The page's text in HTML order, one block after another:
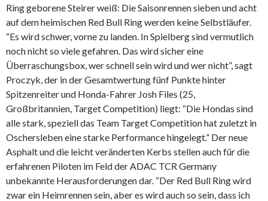
Ring geborene Steirer weiß: Die Saisonrennen sieben und acht
auf dem heimischen Red Bull Ring werden keine Selbstläufer.
“Es wird schwer, vorne zu landen. In Spielberg sind vermutlich
noch nicht so viele gefahren. Das wird sicher eine
Überraschungsbox, wer schnell sein wird und wer nicht”, sagt
Proczyk, der in der Gesamtwertung fünf Punkte hinter
Spitzenreiter und Honda-Fahrer Josh Files (25,
Großbritannien, Target Competition) liegt: “Die Hondas sind
alle stark, speziell das Team Target Competition hat zuletzt in
Oschersleben eine starke Performance hingelegt.” Der neue
Asphalt und die leicht veränderten Kerbs stellen auch für die
erfahrenen Piloten im Feld der ADAC TCR Germany
unbekannte Herausforderungen dar. “Der Red Bull Ring wird
zwar ein Heimrennen sein, aber es wird auch so sein, dass ich